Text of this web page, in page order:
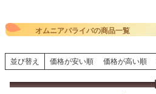
オムニアパライバの商品一覧
並び替え 価格が安い順 価格が高い順